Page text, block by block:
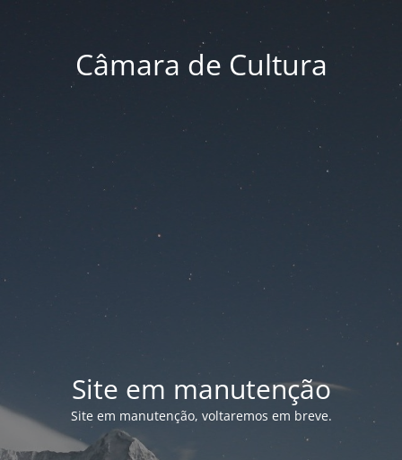
Câmara de Cultura
Site em manutenção
Site em manutenção, voltaremos em breve.